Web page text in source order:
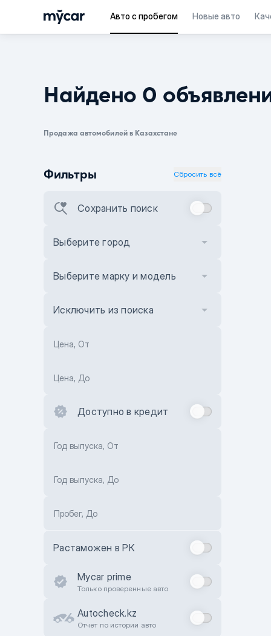
Авто с пробегом Новые авто
Найдено 0
Продажа автомобилей в Казахстане
Фильтры Сбросить всё
Сохранить поиск
Выберите город
Выберите марку и модель
Исключить из поиска
Цена, От
Цена, До
Доступно в кредит
Год выпуска, От
Год выпуска, До
Пробег, До
Растаможен в РК
Mycar prime
Только проверенные авто
Autocheck.kz
Отчет по истории авто